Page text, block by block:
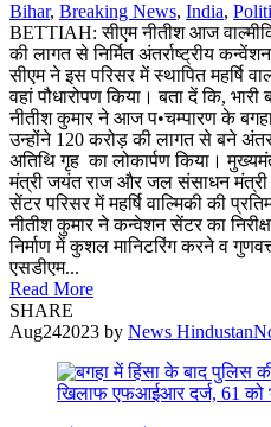
Bihar, Breaking News, India,
BETTIAH: सीएम नीतीश आज
की लागत से निर्मित अंतर्राष्ट्रीय
सीएम ने इस परिसर में स्थापित महर्षि
वहां पौधारोपण किया। बता दें कि,
नीतीश कुमार ने आज प•चम्पारण के
उन्होंने 120 करोड़ की लागत से बने
अतिथि गृह का लोकार्पण किया।
मंत्री जयंत राज और जल संसाधन मंत्री
सेंटर परिसर में महर्षि वाल्मिकी की
नीतीश कुमार ने कन्वेशन सेंटर का
निर्माण में कुशल मानिटरिंग करने व
एसडीएम...
Read More
SHARE
Aug242023 by News Hindustan